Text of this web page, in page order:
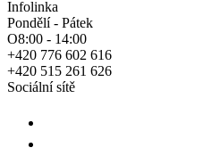
Infolinka
Pondělí - Pátek
O8:00 - 14:00
+420 776 602 616
+420 515 261 626
Sociální sítě